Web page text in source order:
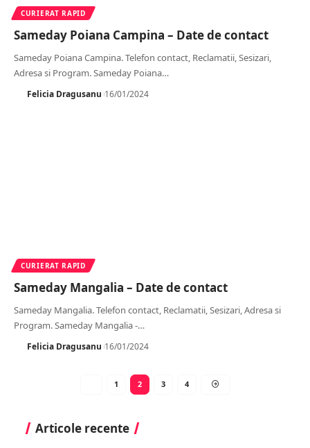
CURIERAT RAPID
Sameday Poiana Campina – Date de contact
Sameday Poiana Campina. Telefon contact, Reclamatii, Sesizari,
Adresa si Program. Sameday Poiana…
Felicia Dragusanu 16/01/2024
CURIERAT RAPID
Sameday Mangalia – Date de contact
Sameday Mangalia. Telefon contact, Reclamatii, Sesizari, Adresa si
Program. Sameday Mangalia -…
Felicia Dragusanu 16/01/2024
1 2 3 4
Articole recente